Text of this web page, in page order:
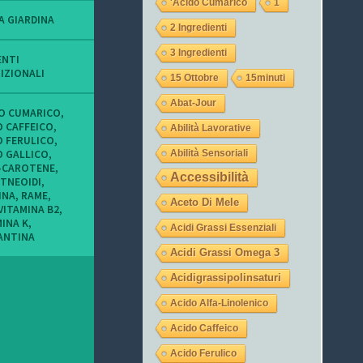
GIARDINA
CUMARICO,
CAFFEICO,
FERULICO,
GALLICO,
,
,
, RAME,
B2,
K,
o
f
i
l
o
d
i
t
u
c
o
n
i
m
i
e
i
o
c
c
h
i
s
u
F
a
c
e
o
f
i
l
o
d
L
u
r
a
_
o
c
c
h
i
9
s
u
T
w
i
t
t
e
r
o
f
d
i
s
t
a
g
r
a
m
'acido Cumarico 1
2 Ingredienti
3 Ingredienti
15 Ottobre 15minuti
Abat-Jour
Abilità Lavorative
Abilità Sensoriali
Accessibilità
Aceto Di Mele
Acidi Grassi Essenziali
Acidi Grassi Omega 3
Acidigrassipolinsaturi
Acido Alfa-Linolenico
Acido Caffeico
Acido Ferulico